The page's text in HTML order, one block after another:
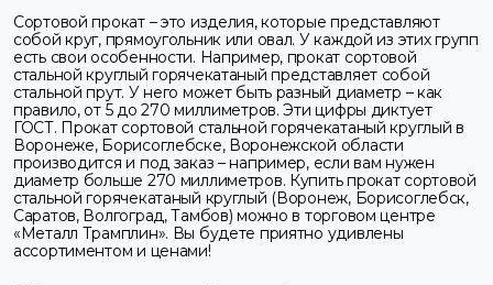
Сортовой прокат – это изделия, которые представляют
собой круг, прямоугольник или овал. У каждой из этих групп
есть свои особенности. Например, прокат сортовой
стальной круглый горячекатаный представляет собой
стальной прут. У него может быть разный диаметр – как
правило, от 5 до 270 миллиметров. Эти цифры диктует
ГОСТ. Прокат сортовой стальной горячекатаный круглый в
Воронеже, Борисоглебске, Воронежской области
производится и под заказ – например, если вам нужен
диаметр больше 270 миллиметров. Купить прокат сортовой
стальной горячекатаный круглый (Воронеж, Борисоглебск,
Саратов, Волгоград, Тамбов) можно в торговом центре
«Металл Трамплин». Вы будете приятно удивлены
ассортиментом и ценами!